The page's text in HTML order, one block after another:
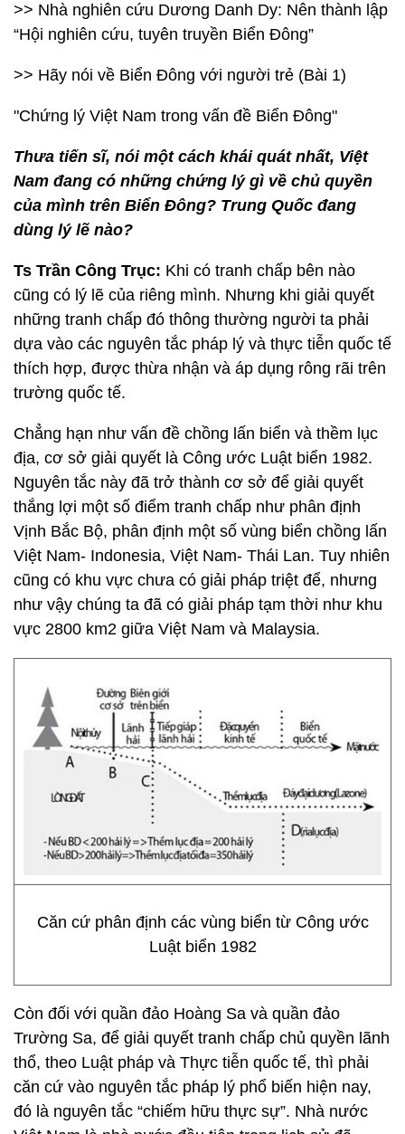
>> Nhà nghiên cứu Dương Danh Dy: Nên thành lập
“Hội nghiên cứu, tuyên truyền Biển Đông”
>> Hãy nói về Biển Đông với người trẻ (Bài 1)
"Chứng lý Việt Nam trong vấn đề Biển Đông"
Thưa tiến sĩ, nói một cách khái quát nhất, Việt
Nam đang có những chứng lý gì về chủ quyền
của mình trên Biển Đông? Trung Quốc đang
dùng lý lẽ nào?
Ts Trần Công Trục: Khi có tranh chấp bên nào
cũng có lý lẽ của riêng mình. Nhưng khi giải quyết
những tranh chấp đó thông thường người ta phải
dựa vào các nguyên tắc pháp lý và thực tiễn quốc tế
thích hợp, được thừa nhận và áp dụng rông rãi trên
trường quốc tế.
Chẳng hạn như vấn đề chồng lấn biển và thềm lục
địa, cơ sở giải quyết là Công ước Luật biển 1982.
Nguyên tắc này đã trở thành cơ sở để giải quyết
thắng lợi một số điểm tranh chấp như phân định
Vịnh Bắc Bộ, phân định một số vùng biển chồng lấn
Việt Nam- Indonesia, Việt Nam- Thái Lan. Tuy nhiên
cũng có khu vực chưa có giải pháp triệt để, nhưng
như vậy chúng ta đã có giải pháp tạm thời như khu
vực 2800 km2 giữa Việt Nam và Malaysia.
Căn cứ phân định các vùng biển từ Công ước
Luật biển 1982
Còn đối với quần đảo Hoàng Sa và quần đảo
Trường Sa, để giải quyết tranh chấp chủ quyền lãnh
thổ, theo Luật pháp và Thực tiễn quốc tế, thì phải
căn cứ vào nguyên tắc pháp lý phổ biến hiện nay,
đó là nguyên tắc “chiếm hữu thực sự”. Nhà nước